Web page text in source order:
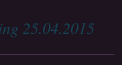
25.04.2015